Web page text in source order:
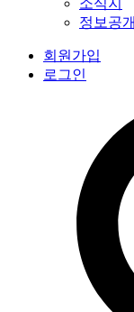
정보공
회원가입
로그인